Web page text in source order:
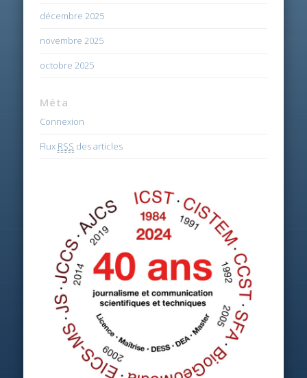
décembre 2025
novembre 2025
octobre 2025
Méta
Connexion
Flux RSS des articles